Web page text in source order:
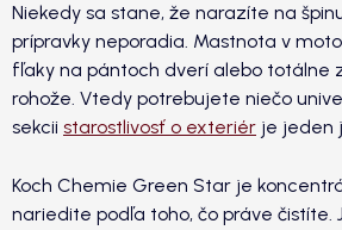
Niekedy sa stane, že narazíte na
prípravky neporadia. Mastnota v
fľaky na pántoch dverí alebo totálne
rohože. Vtedy potrebujete niečo
sekcii starostlivosť o exteriér je jeden
Koch Chemie Green Star je
nariedite podľa toho, čo práve čistíte.